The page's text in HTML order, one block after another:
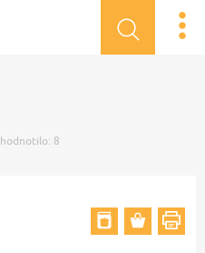
hodnotilo: 8